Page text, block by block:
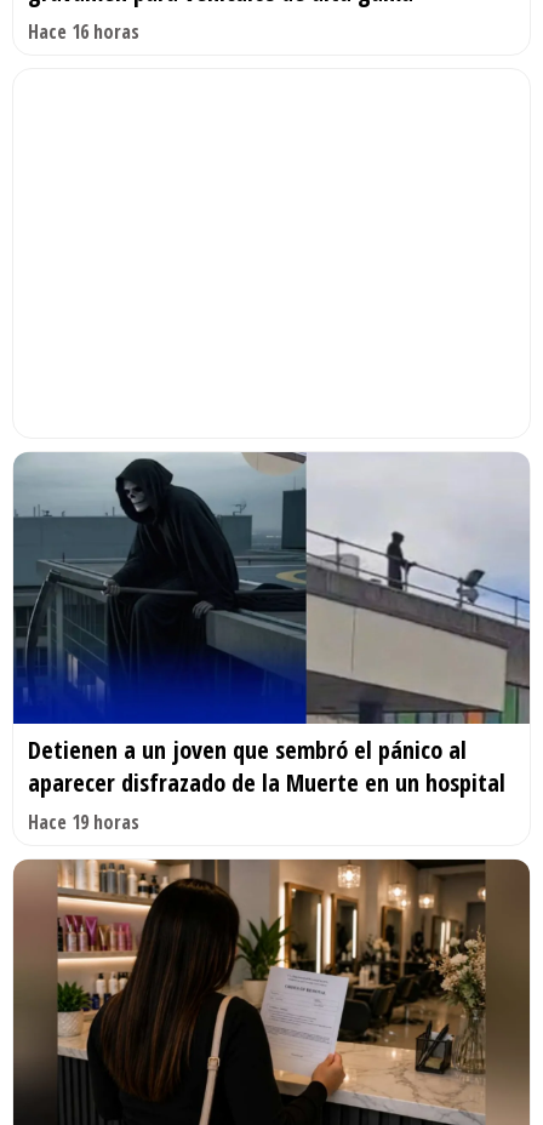
Hace 16 horas
Detienen a un joven que sembró el pánico al
aparecer disfrazado de la Muerte en un hospital
Hace 19 horas